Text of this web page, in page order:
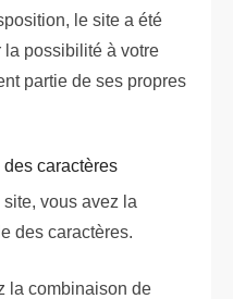
le site a été
possibilité à votre
partie de ses propres
caractères
vous avez la
des caractères.
la combinaison de